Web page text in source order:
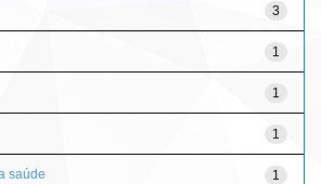
3
1
1
1
1
saúde